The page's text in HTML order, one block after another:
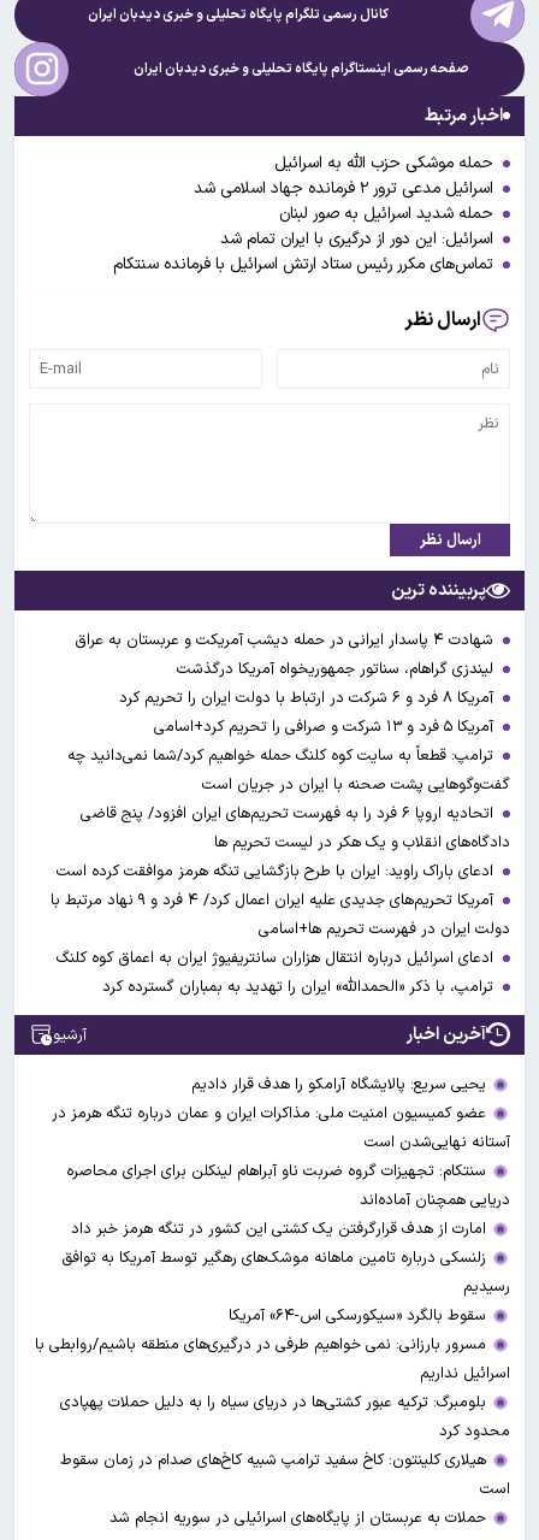
کانال رسمی تلگرام پایگاه تحلیلی و خبریدیدبان ایران
صفحه رسمی اینستاگرام پایگاه تحلیلی و خبریدیدبان ایران
اخبار مرتبط
حمله موشکی حزب الله به اسرائیل
اسرائیل مدعی ترور ۲ فرمانده جهاد اسلامی شد
حمله شدید اسرائیل به صور لبنان
اسرائیل: این دور از درگیری با ایران تمام شد
تماس‌های مکرر رئیس ستاد ارتش اسرائیل با فرمانده سنتکام
ارسال نظر
ارسال نظر
پربیننده ترین
شهادت ۴ پاسدار ایرانی در حمله دیشب آمریکت و عربستان به عراق
لیندزی گراهام، سناتور جمهوریخواه آمریکا درگذشت
آمریکا ۸ فرد و ۶ شرکت در ارتباط با دولت ایران را تحریم کرد
آمریکا ۵ فرد و ۱۳ شرکت و صرافی را تحریم کرد+اسامی
ترامپ: قطعاً به سایت کوه کلنگ حمله خواهیم کرد/شما نمی‌دانید چه
گفت‌وگوهایی پشت صحنه با ایران در جریان است
اتحادیه اروپا ۶ فرد را به فهرست تحریم‌های ایران افزود/ پنج قاضی
دادگاه‌های انقلاب و یک هکر در لیست تحریم ها
ادعای باراک راوید: ایران با طرح بازگشایی تنگه هرمز موافقت کرده است
آمریکا تحریم‌های جدیدی علیه ایران اعمال کرد/ ۴ فرد و ۹ نهاد مرتبط با
دولت ایران در فهرست تحریم ها+اسامی
ادعای اسرائیل درباره انتقال هزاران سانتریفیوژ ایران به اعماق کوه کلنگ
ترامپ، با ذکر «الحمدالله» ایران را تهدید به بمباران گسترده کرد
آخرین اخبار آرشیو
یحیی سریع: پالایشگاه آرامکو را هدف قرار دادیم
عضو کمیسیون امنیت ملی: مذاکرات ایران و عمان درباره تنگه هرمز در
آستانه نهایی‌شدن است
سنتکام: تجهیزات گروه ضربت ناو آبراهام لینکلن برای اجرای محاصره
دریایی همچنان آماده‌اند
امارت از هدف قرارگرفتن یک کشتی این کشور در تنگه هرمز خبر داد
زلنسکی درباره تامین ماهانه موشک‌های رهگیر توسط آمریکا به توافق
رسیدیم
سقوط بالگرد «سیکورسکی اس-۶۴» آمریکا
مسرور بارزانی: نمی خواهیم طرفی در درگیری‌های منطقه باشیم/روابطی با
اسرائیل نداریم
بلومبرگ: ترکیه عبور کشتی‌ها در دریای سیاه را به دلیل حملات پهپادی
محدود کرد
هیلاری کلینتون: کاخ سفید ترامپ شبیه کاخ‌های صدام در زمان سقوط
است
حملات به عربستان از پایگاه‌های اسرائیلی در سوریه انجام شد